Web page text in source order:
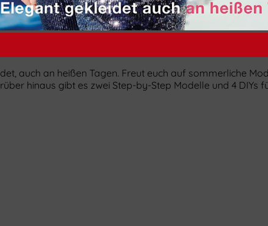
auch an heißen Tagen. Freut euch auf sommerliche
hinaus gibt es zwei Step-by-Step Modelle und 4